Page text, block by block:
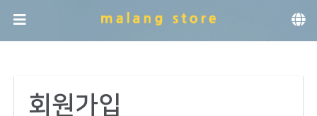
메뉴 건너뛰기
회원가입